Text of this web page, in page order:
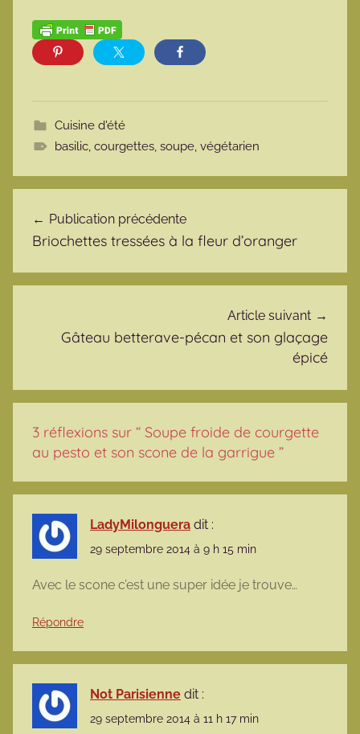
Cuisine d'été
basilic, courgettes, soupe, végétarien
Publication précédente
Briochettes tressées à la fleur d’oranger
Article suivant
Gâteau betterave-pécan et son glaçage
épicé
3 réflexions sur “ Soupe froide de courgette
au pesto et son scone de la garrigue ”
LadyMilonguera dit :
29 septembre 2014 à 9 h 15 min
Avec le scone c’est une super idée je trouve…
Répondre
Not Parisienne dit :
29 septembre 2014 à 11 h 17 min